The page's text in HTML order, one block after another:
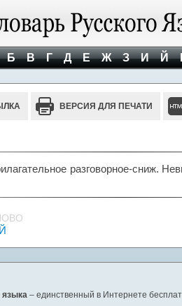
Б В Г Д Е Ж З И Й
ВЕРСИЯ ДЛЯ ПЕЧАТИ
разговорное-сниж.
языка – единственный в Интернете